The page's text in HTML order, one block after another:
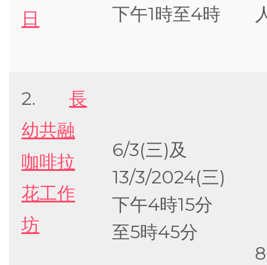
日
下午1時至4時
2. 長
幼共融
咖啡拉
花工作
坊
6/3(三)及
13/3/2024(三)
下午4時15分
至5時45分
8